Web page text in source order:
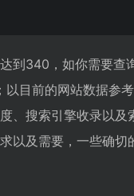
到340，如你需要查
以目前的网站数据参
、搜索引擎收录以
以及需要，一些确